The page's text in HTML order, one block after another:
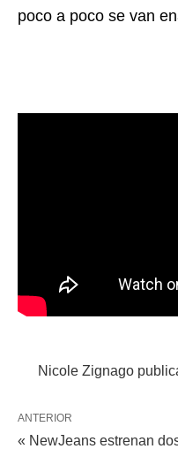
poco a poco se van
Nicole Zignago
ANTERIOR
« NewJeans estrenan